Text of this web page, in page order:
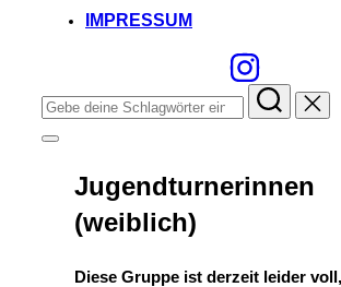
IMPRESSUM
Suchen
nach:
Seitenleiste
Navigation
umschalten
Jugendturnerinnen
(weiblich)
Diese Gruppe ist derzeit leider